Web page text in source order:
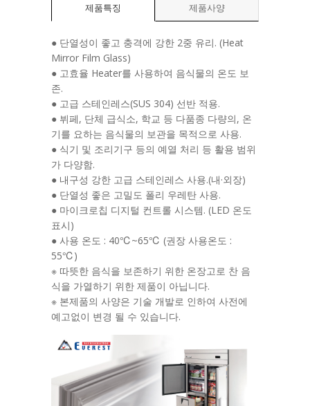
제품특징 제품사양
● 단열성이 좋고 충격에 강한 2중 유리. (Heat
Mirror Film Glass)
● 고효율 Heater를 사용하여 음식물의 온도 보
존.
● 고급 스테인레스(SUS 304) 선반 적용.
● 뷔페, 단체 급식소, 학교 등 다품종 다량의, 온
기를 요하는 음식물의 보관을 목적으로 사용.
● 식기 및 조리기구 등의 예열 처리 등 활용 범위
가 다양함.
● 내구성 강한 고급 스테인레스 사용.(내·외장)
● 단열성 좋은 고밀도 폴리 우레탄 사용.
● 마이크로칩 디지털 컨트롤 시스템. (LED 온도
표시)
● 사용 온도 : 40℃~65℃ (권장 사용온도 :
55℃)
※ 따뜻한 음식을 보존하기 위한 온장고로 찬 음
식을 가열하기 위한 제품이 아닙니다.
※ 본제품의 사양은 기술 개발로 인하여 사전에
예고없이 변경 될 수 있습니다.